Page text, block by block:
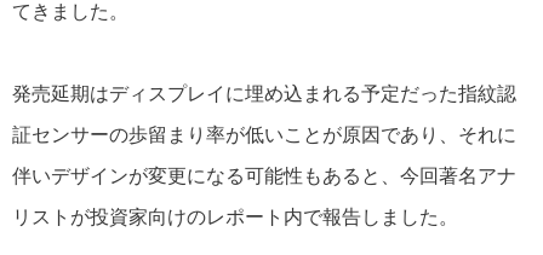
てきました。
発売延期はディスプレイに埋め込まれる予定だった指紋認
証センサーの歩留まり率が低いことが原因であり、それに
伴いデザインが変更になる可能性もあると、今回著名アナ
リストが投資家向けのレポート内で報告しました。